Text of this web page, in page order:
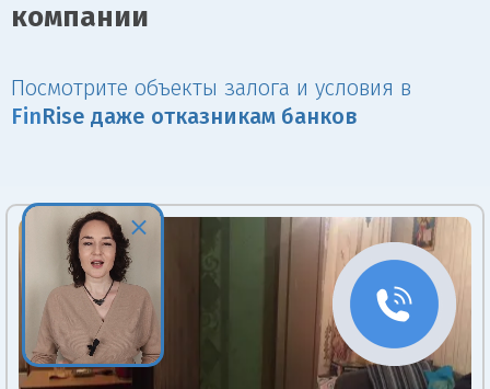
компании
Посмотрите объекты залога и условия в
Fin Rise даже отказникам банков